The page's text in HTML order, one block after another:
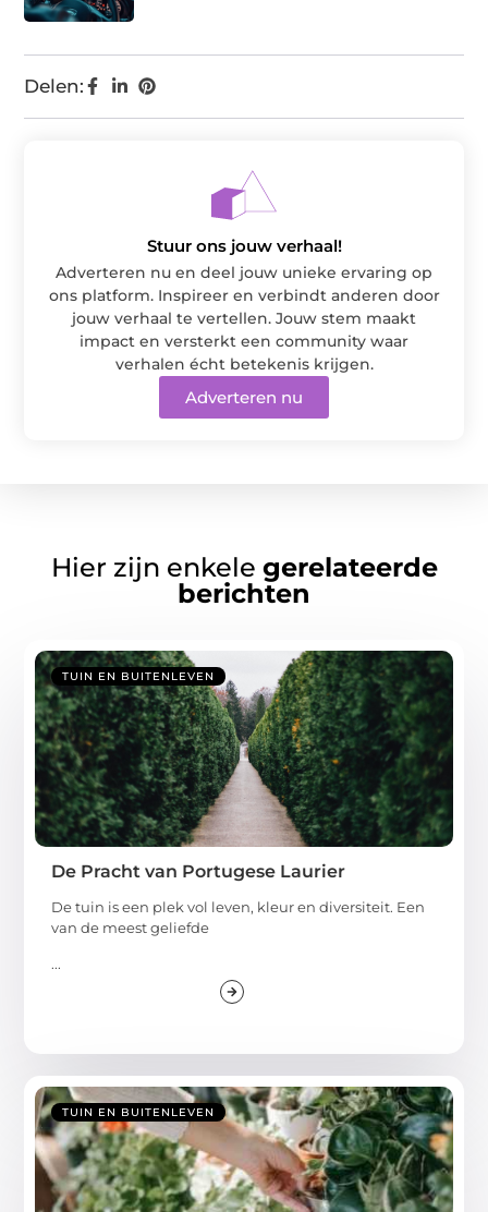
Delen:
Stuur ons jouw verhaal!
Adverteren nu en deel jouw unieke ervaring op
ons platform. Inspireer en verbindt anderen door
jouw verhaal te vertellen. Jouw stem maakt
impact en versterkt een community waar
verhalen écht betekenis krijgen.
Adverteren nu
Hier zijn enkele gerelateerde
berichten
TUIN EN BUITENLEVEN
De Pracht van Portugese Laurier
De tuin is een plek vol leven, kleur en diversiteit. Een
van de meest geliefde
...
TUIN EN BUITENLEVEN